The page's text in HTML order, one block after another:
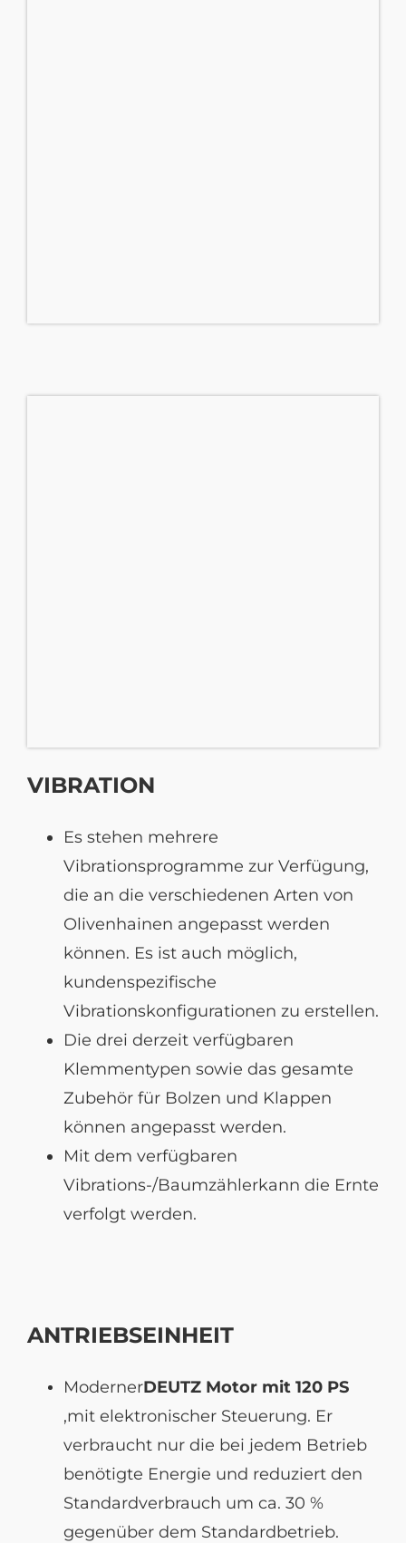
VIBRATION
Es stehen mehrere
Vibrationsprogramme zur Verfügung,
die an die verschiedenen Arten von
Olivenhainen angepasst werden
können. Es ist auch möglich,
kundenspezifische
Vibrationskonfigurationen zu erstellen.
Die drei derzeit verfügbaren
Klemmentypen sowie das gesamte
Zubehör für Bolzen und Klappen
können angepasst werden.
Mit dem verfügbaren
Vibrations-/Baumzählerkann die Ernte
verfolgt werden.
ANTRIEBSEINHEIT
ModernerDEUTZ Motor mit 120 PS
,mit elektronischer Steuerung. Er
verbraucht nur die bei jedem Betrieb
benötigte Energie und reduziert den
Standardverbrauch um ca. 30 %
gegenüber dem Standardbetrieb.